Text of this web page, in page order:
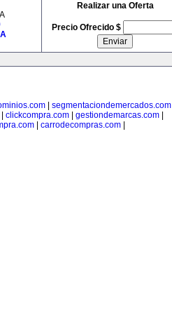
Realizar una Oferta
Precio Ofrecido $
segmentaciondemercados.com
clickcompra.com| gestiondemarcas.com|
| carrodecompras.com|